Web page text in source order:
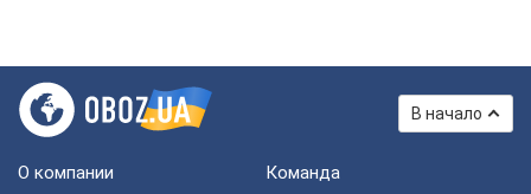
В начало
О компании Команда